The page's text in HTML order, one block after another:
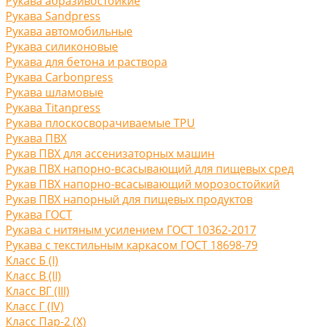
Рукава Sandpress
Рукава автомобильные
Рукава силиконовые
Рукава для бетона и раствора
Рукава Carbonpress
Рукава шламовые
Рукава Titanpress
Рукава плоскосворачиваемые TPU
Рукава ПВХ
Рукав ПВХ для ассенизаторных машин
Рукав ПВХ напорно-всасывающий для пищевых сред
Рукав ПВХ напорно-всасывающий морозостойкий
Рукав ПВХ напорный для пищевых продуктов
Рукава ГОСТ
Рукава с нитяным усилением ГОСТ 10362-2017
Рукава с текстильным каркасом ГОСТ 18698-79
Класс Б (I)
Класс В (II)
Класс ВГ (III)
Класс Г (IV)
Класс Пар-2 (X)